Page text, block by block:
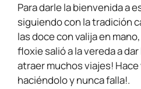
Para darle la bienvenida a
siguiendo con la tradición
las doce con valija en
floxie salió a la vereda a
atraer muchos viajes!
haciéndolo y nunca falla!.